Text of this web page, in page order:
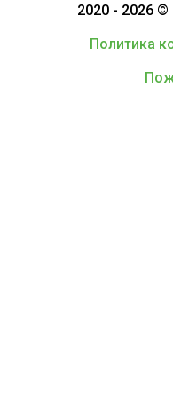
2020 - 2026
Политика